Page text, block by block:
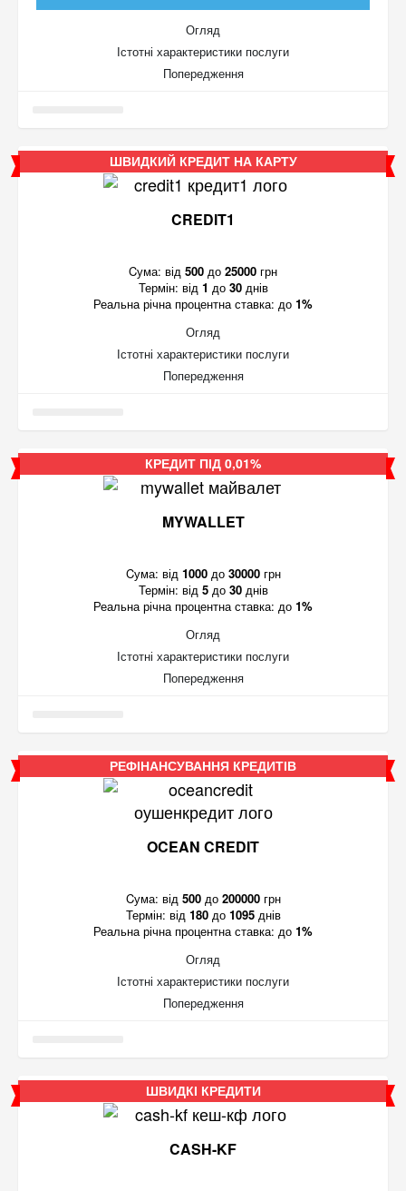
Огляд
Істотні характеристики послуги
Попередження
ШВИДКИЙ КРЕДИТ НА КАРТУ
CREDIT1
Cума: від 500 до 25000 грн
Термін: від 1 до 30днів
Реальна річна процентна ставка: до 1%
Огляд
Істотні характеристики послуги
Попередження
КРЕДИТ ПІД 0,01%
MYWALLET
Cума: від 1000до 30000грн
Термін: від 5до 30днів
Реальна річна процентна ставка: до 1%
Огляд
Істотні характеристики послуги
Попередження
РЕФІНАНСУВАННЯ КРЕДИТІВ
OCEAN CREDIT
Cума: від 500до 200000грн
Термін: від 180до 1095днів
Реальна річна процентна ставка: до 1%
Огляд
Істотні характеристики послуги
Попередження
ШВИДКІ КРЕДИТИ
CASH-KF